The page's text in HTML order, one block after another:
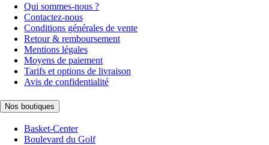
Qui sommes-nous ?
Contactez-nous
Conditions générales de vente
Retour & remboursement
Mentions légales
Moyens de paiement
Tarifs et options de livraison
Avis de confidentialité
Nos boutiques
Basket-Center
Boulevard du Golf